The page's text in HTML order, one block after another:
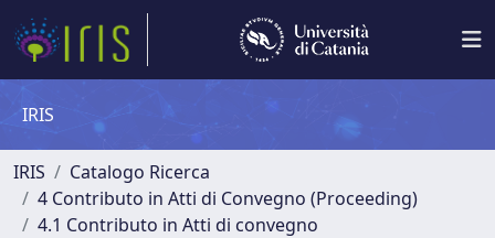
IRIS
IRIS
Catalogo Ricerca
4 Contributo in Atti di Convegno (Proceeding)
4.1 Contributo in Atti di convegno